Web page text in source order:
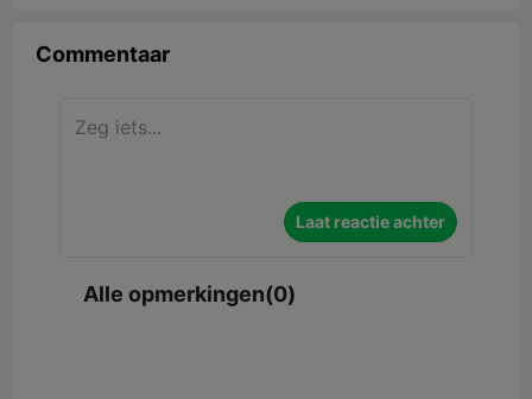
Commentaar
Laat reactie achter
Alle opmerkingen(0)